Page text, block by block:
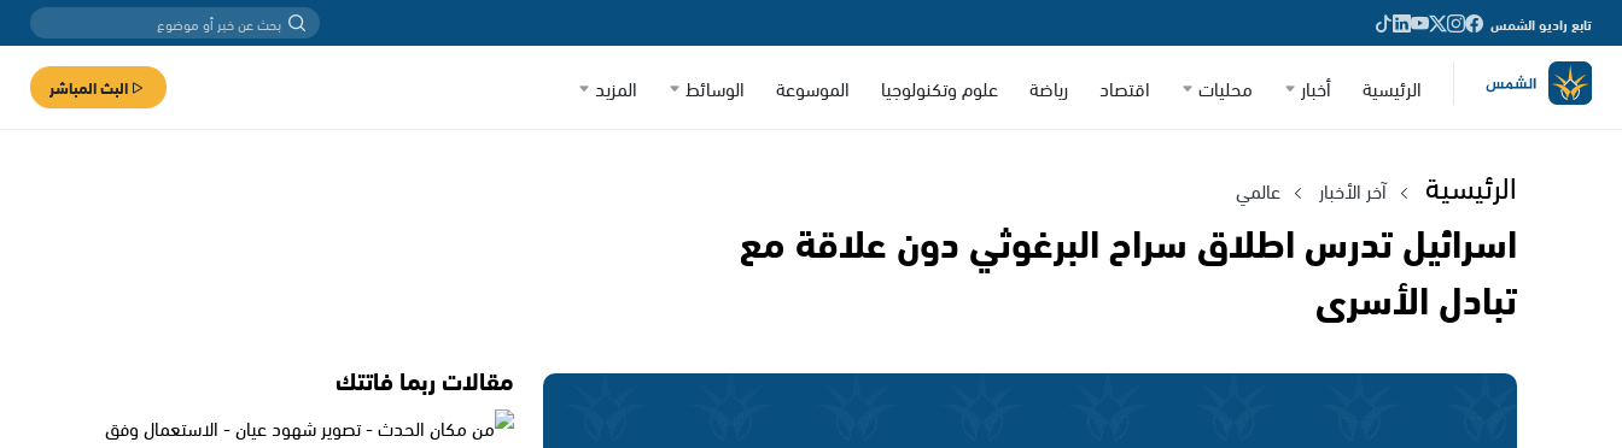
تابع راديو الشمس
الرئيسية أخبار محليات اقتصاد رياضة علوم وتكنولوجيا الموسوعة الوسائط المزيد البث المباشر
الرئيسية آخر الأخبار عالمي
اسرائيل تدرس اطلاق سراح البرغوثي دون علاقة مع
تبادل الأسرى
مقالات ربما فاتتك